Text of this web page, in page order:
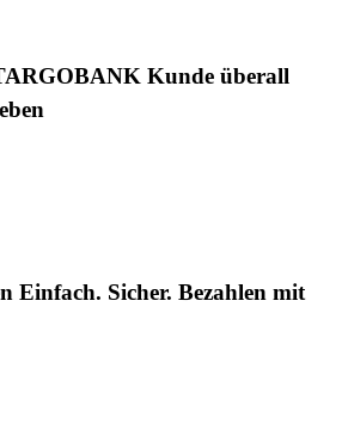
Kunde überall
Einfach. Sicher. Bezahlen mit